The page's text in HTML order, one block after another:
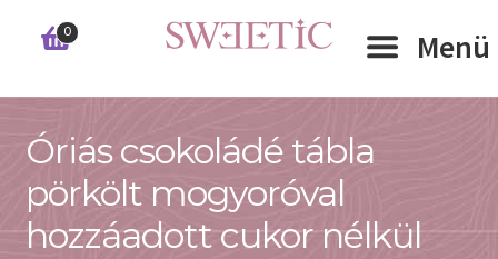
Ugrás
Kilépés
0 Menü
RÓLUNK
WEBSHOP
Óriás csokoládé tábla
pörkölt mogyoróval
hozzáadott cukor nélkül